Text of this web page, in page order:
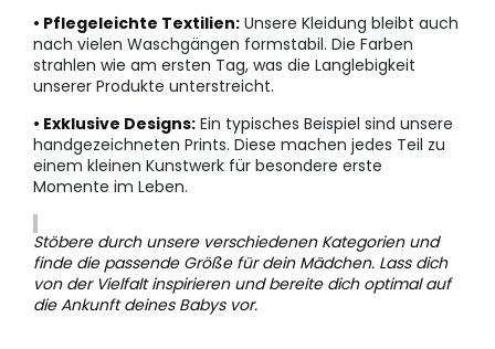
• Pflegeleichte Textilien: Unsere Kleidung bleibt auch
nach vielen Waschgängen formstabil. Die Farben
strahlen wie am ersten Tag, was die Langlebigkeit
unserer Produkte unterstreicht.
• Exklusive Designs: Ein typisches Beispiel sind unsere
handgezeichneten Prints. Diese machen jedes Teil zu
einem kleinen Kunstwerk für besondere erste
Momente im Leben.
Stöbere durch unsere verschiedenen Kategorien und
finde die passende Größe für dein Mädchen. Lass dich
von der Vielfalt inspirieren und bereite dich optimal auf
die Ankunft deines Babys vor.